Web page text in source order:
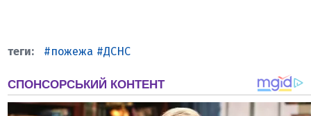
пожежа ДСНС